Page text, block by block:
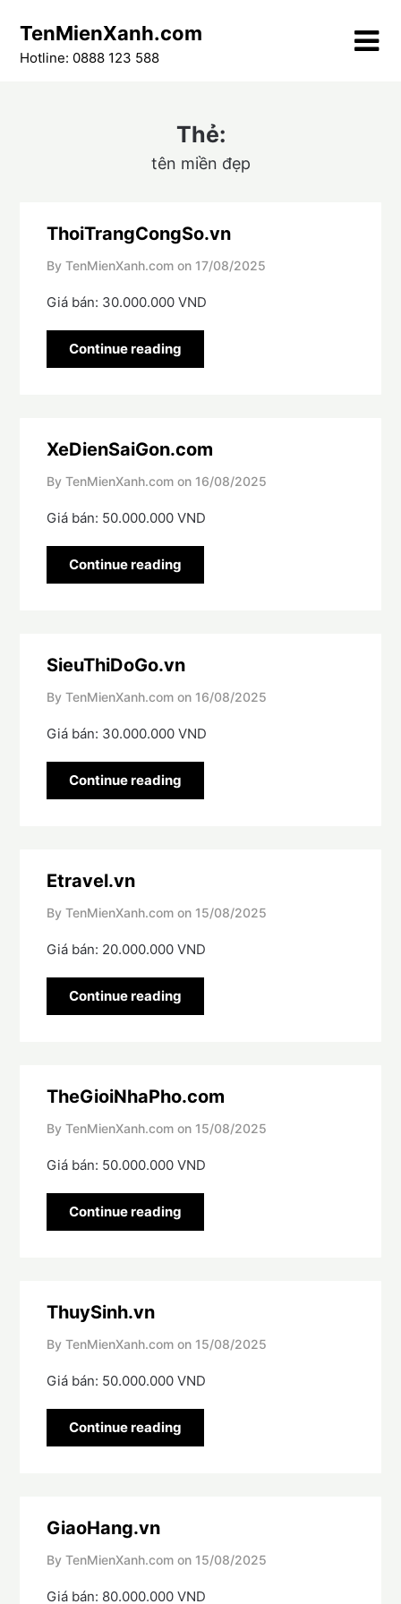
content
TenMienXanh.com
Hotline: 0888 123 588
Thẻ:
tên miền đẹp
ThoiTrangCongSo.vn
By TenMienXanh.com on 17/08/2025
Giá bán: 30.000.000 VND
Continue reading
XeDienSaiGon.com
By TenMienXanh.com on 16/08/2025
Giá bán: 50.000.000 VND
Continue reading
SieuThiDoGo.vn
By TenMienXanh.com on 16/08/2025
Giá bán: 30.000.000 VND
Continue reading
Etravel.vn
By TenMienXanh.com on 15/08/2025
Giá bán: 20.000.000 VND
Continue reading
TheGioiNhaPho.com
By TenMienXanh.com on 15/08/2025
Giá bán: 50.000.000 VND
Continue reading
ThuySinh.vn
By TenMienXanh.com on 15/08/2025
Giá bán: 50.000.000 VND
Continue reading
GiaoHang.vn
By TenMienXanh.com on 15/08/2025
Giá bán: 80.000.000 VND